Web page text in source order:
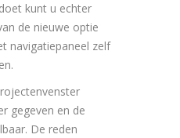
kunt u echter
de nieuwe optie
navigatiepaneel zelf
gegeven en de
De reden